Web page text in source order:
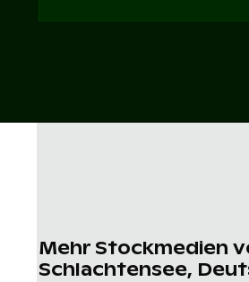
Mehr Stockmedien
Schlachtensee,